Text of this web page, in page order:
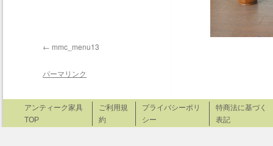
mmc_menu13
パーマリンク
アンティーク家具
TOP
ご利用規
約
プライバシーポリ
シー
特商法に基づく
表記